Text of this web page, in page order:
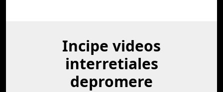
Incipe videos
interretiales
depromere